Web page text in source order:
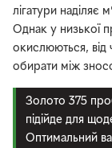
лігатури наділяє
Однак у низької
окислюються, від
обирати між
Золото 375
підійде для
Оптимальний